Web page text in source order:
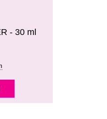
- 30 ml